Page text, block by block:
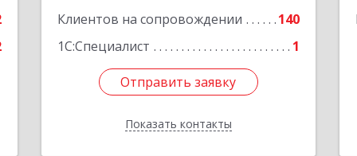
Клиентов на сопровождении
140
1С:Специалист
1
Отправить заявку
Показать контакты
Отправить заявку
Назад